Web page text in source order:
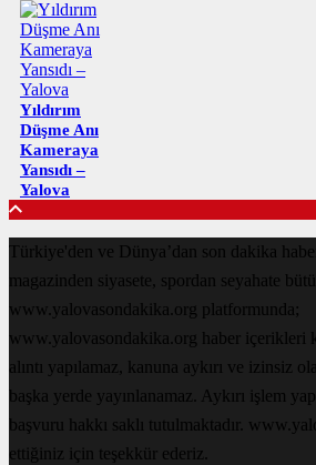
Yıldırım
Düşme Anı
Kameraya
Yansıdı –
Yalova
Türkiye'den ve Dünya’dan son dakika
magazinden siyasete, spordan seyahate
www.yalovasondakika.org platformunda;
www.yalovasondakika.org haber içerikleri
alıntı yapılamaz, kanuna aykırı ve izinsiz
başka yerde yayınlanamaz. Aykırı işlem
başvuru hakkı saklı tutulmaktadır.
ettiğiniz için teşekkür ederiz.